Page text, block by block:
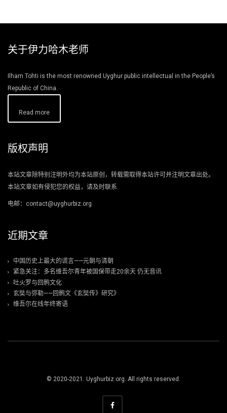
关于伊力哈木老师
Ilham Tohti is the most renowned Uyghur public intellectual in the People’s
Republic of China.
Read more
版权声明
本站文章除特别注明外均为本站原创，转载需取得本站许可并注明文章出处。
本站文章如有侵犯您的权益，请及时联系.
电邮：contact@uyghurbiz.org
近期文章
中国历史上最大的谎言——元朝与清朝
紧急关注：多名维吾尔青年被国保带走20余天 仍无音讯
吐火罗与回鹘文化
玄奘与弥勒——回鹘文《玄奘传》研究》
维吾尔在线年终寄语
© 2020-2021. Uyghurbiz.org. All rights reserved.